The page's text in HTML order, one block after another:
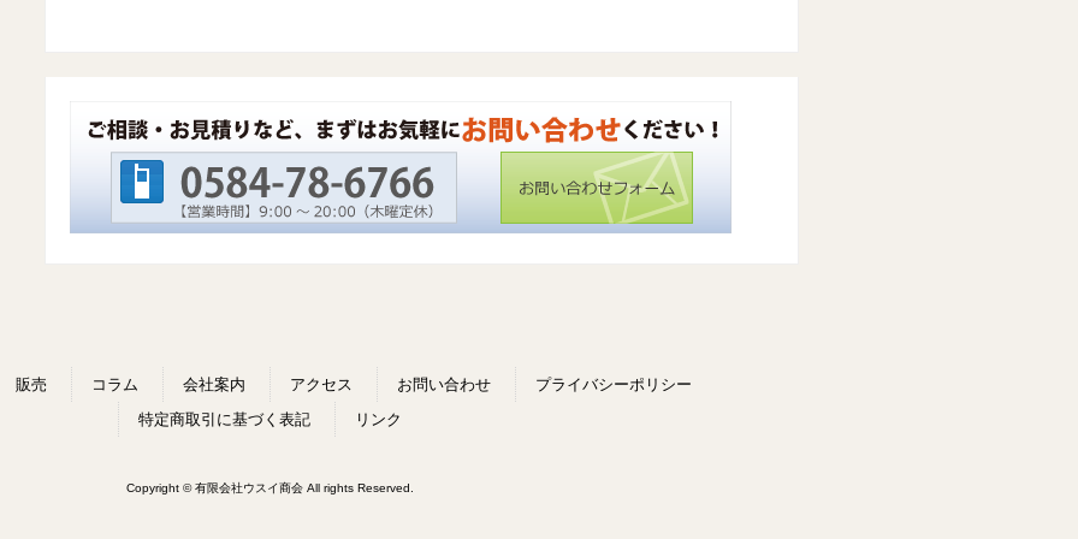
販売 コラム 会社案内 アクセス お問い合わせ
プライバシーポリシー
特定商取引に基づく表記
リンク
Copyright © 有限会社ウスイ商会 All rights Reserved.